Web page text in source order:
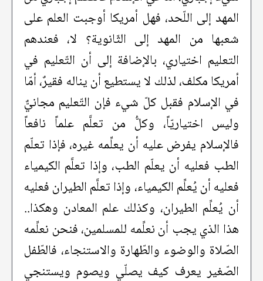
المهد إلى اللّحد، فهل أمريكا أوجبت العلم على
شعبها من المهد إلى الثّانوية؟ لا، فعندهم
التعليم اختياري، بالإضافة إلى أن التّعليم في
أمريكا مكلف، لذلك لا يستطيع أن يناله فقيرٌ، أمّا
في الإسلام فقبل كلّ شيء فإن التّعليم مجانيٌّ
وليس اختياريّاً، وكلُّ من تعلَّم علماً نافعاً
فالإسلام يفرض عليه أن يعلِّمه غيره، فإذا تعلّم
الطب فعليه أن يعلّم الطب، وإذا تعلَّم الكيمياء
فعليه أن يُعلِّم الكيمياء، وإذا تعلَّم الطيران فعليه
أن يُعلِّم الطيران، وكذلك علم المعادن وهكذا..
هذا الذي يجب أن نعلِّمه للمسلمين، فنحن نعلِّمه
الصّلاة والوضوء والطّهارة والاستنجاء، فالطّفل
الصّغير يعرف كيف يصلّي ويصوم ويستنجي